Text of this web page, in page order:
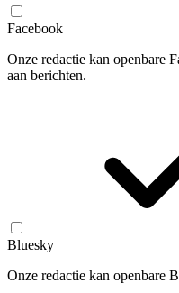
Facebook
Onze redactie kan openbare
aan berichten.
Bluesky
Onze redactie kan openbare